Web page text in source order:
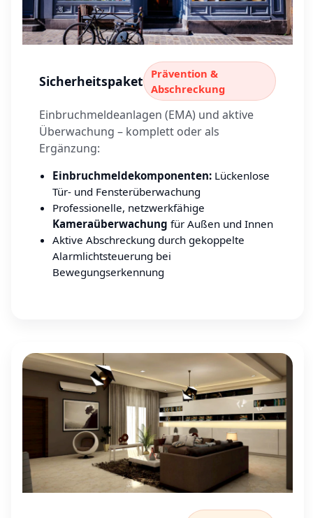
Sicherheitspaket
Prävention &
Abschreckung
Einbruchmeldeanlagen (EMA) und aktive
Überwachung – komplett oder als
Ergänzung:
Einbruchmeldekomponenten: Lückenlose
Tür- und Fensterüberwachung
Professionelle, netzwerkfähige
Kameraüberwachung für Außen und Innen
Aktive Abschreckung durch gekoppelte
Alarmlichtsteuerung bei
Bewegungserkennung